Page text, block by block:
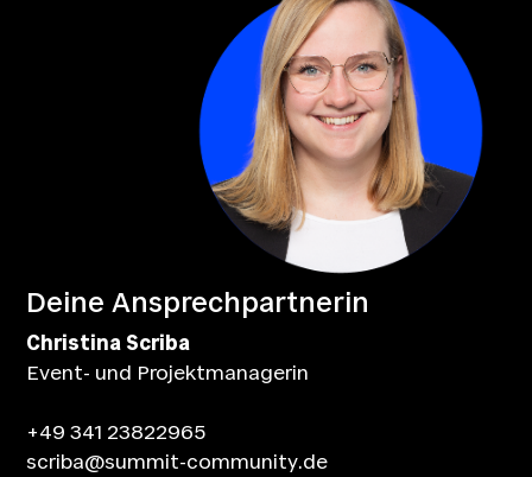
Deine Ansprechpartnerin
Christina Scriba
Event- und Projektmanagerin
+49 341 23822965
scriba@summit-community.de